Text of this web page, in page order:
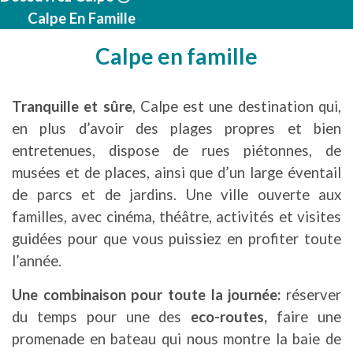
Calpe En Famille
Calpe en famille
Tranquille et sûre, Calpe est une destination qui,
en plus d’avoir des plages propres et bien
entretenues, dispose de rues piétonnes, de
musées et de places, ainsi que d’un large éventail
de parcs et de jardins. Une ville ouverte aux
familles, avec cinéma, théâtre, activités et visites
guidées pour que vous puissiez en profiter toute
l’année.
Une combinaison pour toute la journée: réserver
du temps pour une des eco-routes, faire une
promenade en bateau qui nous montre la baie de